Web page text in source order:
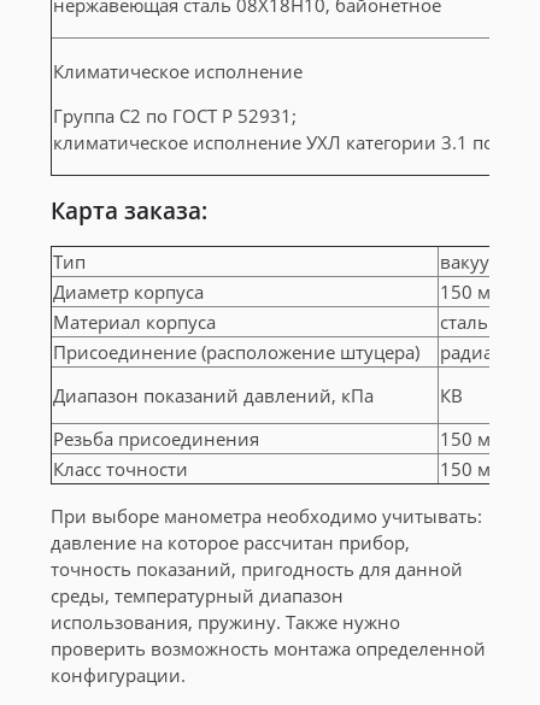
Климатическое исполнение
Группа C2 по ГОСТ Р 52931;
климатическое исполнение УХЛ категории 3.1 по
Карта заказа:
Тип
Диаметр корпуса
150 мм
Материал корпуса
сталь
Присоединение (расположение штуцера)
Диапазон показаний давлений, кПа
КВ
Резьба присоединения
150 мм
Класс точности
150 мм
При выборе манометра необходимо учитывать:
давление на которое рассчитан прибор,
точность показаний, пригодность для данной
среды, температурный диапазон
использования, пружину. Также нужно
проверить возможность монтажа определенной
конфигурации.